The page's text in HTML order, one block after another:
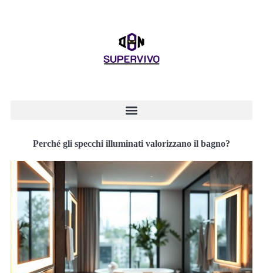
Perché gli specchi illuminati valorizzano il bagno?